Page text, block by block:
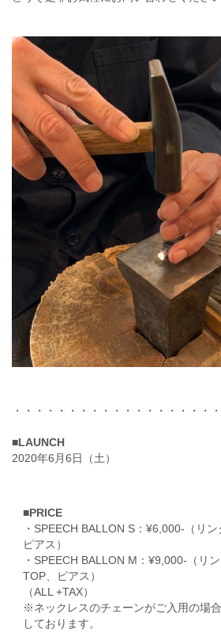
・・・・・・・・・・・・・・・・・・
■LAUNCH
2020年6月6日（土）
■PRICE
・SPEECH BALLON S：¥6,000-（リン
ピアス）
・SPEECH BALLON M：¥9,000-（リ
TOP、ピアス）
（ALL +TAX）
※ネックレスのチェーンがご入用の場
しております。